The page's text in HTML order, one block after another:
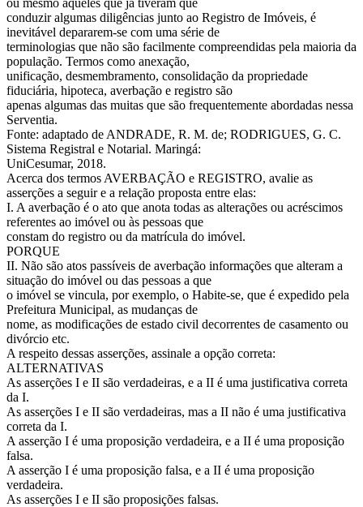
ou mesmo aqueles que já tiveram que
conduzir algumas diligências junto ao Registro de Imóveis, é
inevitável depararem-se com uma série de
terminologias que não são facilmente compreendidas pela maioria da
população. Termos como anexação,
unificação, desmembramento, consolidação da propriedade
fiduciária, hipoteca, averbação e registro são
apenas algumas das muitas que são frequentemente abordadas nessa
Serventia.
Fonte: adaptado de ANDRADE, R. M. de; RODRIGUES, G. C.
Sistema Registral e Notarial. Maringá:
UniCesumar, 2018.
Acerca dos termos AVERBAÇÃO e REGISTRO, avalie as
asserções a seguir e a relação proposta entre elas:
I. A averbação é o ato que anota todas as alterações ou acréscimos
referentes ao imóvel ou às pessoas que
constam do registro ou da matrícula do imóvel.
PORQUE
II. Não são atos passíveis de averbação informações que alteram a
situação do imóvel ou das pessoas a que
o imóvel se vincula, por exemplo, o Habite-se, que é expedido pela
Prefeitura Municipal, as mudanças de
nome, as modificações de estado civil decorrentes de casamento ou
divórcio etc.
A respeito dessas asserções, assinale a opção correta:
ALTERNATIVAS
As asserções I e II são verdadeiras, e a II é uma justificativa correta
da I.
As asserções I e II são verdadeiras, mas a II não é uma justificativa
correta da I.
A asserção I é uma proposição verdadeira, e a II é uma proposição
falsa.
A asserção I é uma proposição falsa, e a II é uma proposição
verdadeira.
As asserções I e II são proposições falsas.